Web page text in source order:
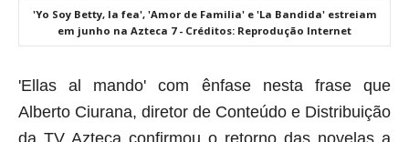
'Yo Soy Betty, la fea', 'Amor de Familia' e 'La Bandida' estreiam
em junho na Azteca 7 - Créditos: Reprodução Internet
'Ellas al mando' com ênfase nesta frase que
Alberto Ciurana, diretor de Conteúdo e Distribuição
da TV Azteca confirmou o retorno das novelas a